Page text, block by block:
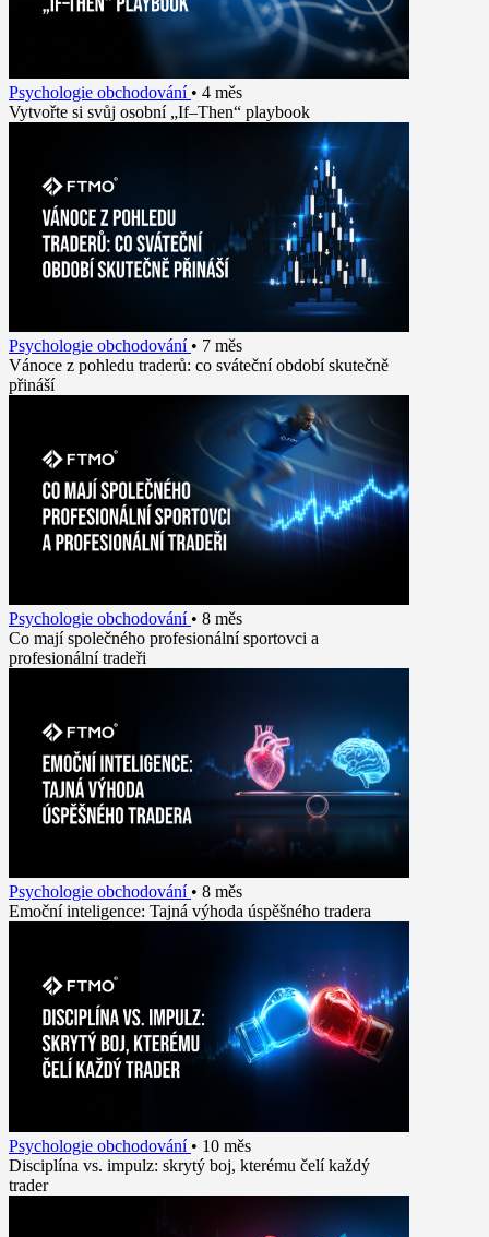
Psychologie obchodování • 4 měs
Vytvořte si svůj osobní „If–Then“ playbook
Psychologie obchodování • 7 měs
Vánoce z pohledu traderů: co sváteční období skutečně
přináší
Psychologie obchodování • 8 měs
Co mají společného profesionální sportovci a
profesionální tradeři
Psychologie obchodování • 8 měs
Emoční inteligence: Tajná výhoda úspěšného tradera
Psychologie obchodování • 10 měs
Disciplína vs. impulz: skrytý boj, kterému čelí každý
trader